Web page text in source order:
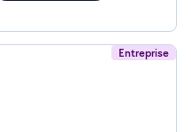
Entreprise